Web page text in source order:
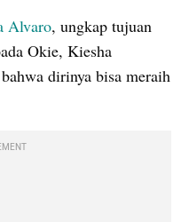
Alvaro, ungkap tujuan
Okie, Kiesha
dirinya bisa meraih